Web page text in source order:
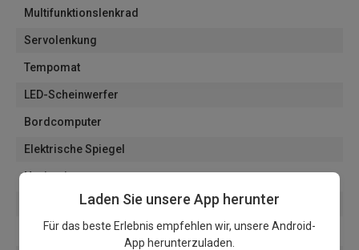
Multifunktionslenkrad
Servolenkung
Tempomat
LED-Scheinwerfer
Bordcomputer
Elektrische Spiegel
Navigation
Getönte Scheiben
Start/Stop System
Laden Sie unsere App herunter
Für das beste Erlebnis empfehlen wir, unsere Android-
App herunterzuladen.